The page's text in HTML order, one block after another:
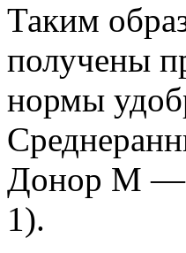
Таким
получены
нормы
Донор М —
1).